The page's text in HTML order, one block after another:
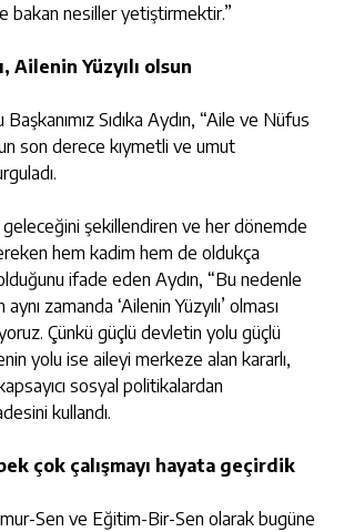
bakan nesiller yetiştirmektir.”
Ailenin Yüzyılı olsun
Sıdıka Aydın, “Aile ve Nüfus
son derece kıymetli ve umut
şekillendiren ve her dönemde
hem kadim hem de oldukça
ifade eden Aydın, “Bu nedenle
aynı zamanda ‘Ailenin Yüzyılı’ olması
Çünkü güçlü devletin yolu güçlü
yolu ise aileyi merkeze alan kararlı,
sosyal politikalardan
kullandı.
çok çalışmayı hayata geçirdik
Sen ve Eğitim-Bir-Sen olarak bugüne